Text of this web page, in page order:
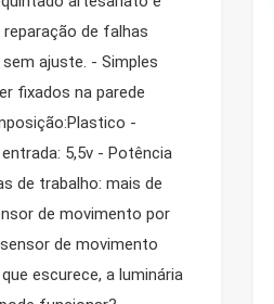
de falhas
ajuste. - Simples
fixados na parede
-
5,5v - Potência
de trabalho: mais de
de movimento por
de movimento
escurece, a luminária